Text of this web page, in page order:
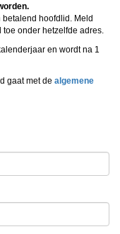
hoofdlid. Meld
onder hetzelfde adres.
en wordt na 1
gaat met de algemene